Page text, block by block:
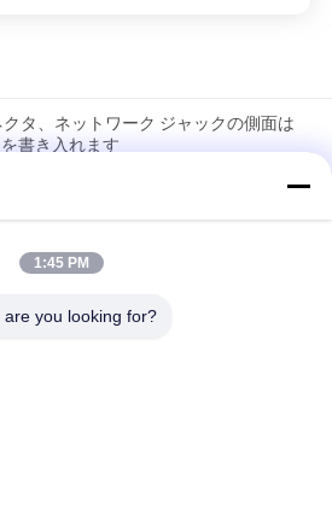
タ、ネットワーク ジャックの側面は
書き入れます
ャック保護されるの 90 度の挿入物の
LCP を持つ 90 度の電話モジュラ
1:45 PM
you looking for?